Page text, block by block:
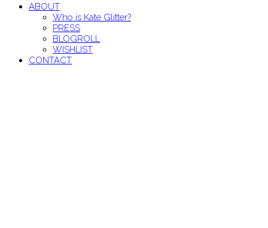
ABOUT
Who is Kate Glitter?
PRESS
BLOGROLL
WISHLIST
CONTACT